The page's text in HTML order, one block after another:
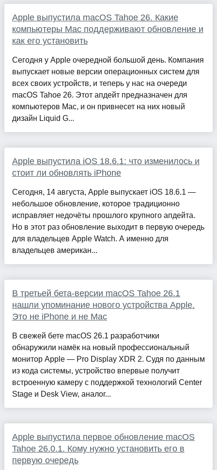
Apple выпустила macOS Tahoe 26. Какие
компьютеры Mac поддерживают обновление и
как его установить
Сегодня у Apple очередной большой день. Компания
выпускает новые версии операционных систем для
всех своих устройств, и теперь у нас на очереди
macOS Tahoe 26. Этот апдейт предназначен для
компьютеров Mac, и он привнесет на них новый
дизайн Liquid G...
Apple выпустила iOS 18.6.1: что изменилось и
стоит ли обновлять iPhone
Сегодня, 14 августа, Apple выпускает iОS 18.6.1 —
небольшое обновление, которое традиционно
исправляет недочёты прошлого крупного апдейта.
Но в этот раз обновление выходит в первую очередь
для владельцев Apple Watch. А именно для
владельцев американ...
В третьей бета-версии macOS Tahoe 26.1
нашли упоминание нового устройства Apple.
Это не iPhone и не Mac
В свежей бете macOS 26.1 разработчики
обнаружили намёк на новый профессиональный
монитор Apple — Pro Display XDR 2. Судя по данным
из кода системы, устройство впервые получит
встроенную камеру с поддержкой технологий Center
Stage и Desk View, аналог...
Apple выпустила первое обновление macOS
Tahoe 26.0.1. Кому нужно установить его в
первую очередь